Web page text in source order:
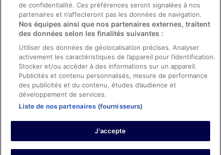
Soutien
Annuler votre réservation d’hôtel ou de propriété de vacances
Échéances de remboursement
Utiliser un coupon ebookers
Electron, CartaSi, Carte Bleue, PayPal et Eurocard.
© 2026 Expedia, Inc., une entreprise d’Expedia Group. Tous droits
réservés. ebookers et le logo ebookers sont des marques
de confidentialité. Ces préférences seront signalées à nos
partenaires et n’affecteront pas les données de navigation.
Nos équipes ainsi que nos partenaires externes, traitent
des données selon les finalités suivantes :
Utiliser des données de géolocalisation précises. Analyser
activement les caractéristiques de l’appareil pour l’identification.
Stocker et/ou accéder à des informations sur un appareil.
Publicités et contenu personnalisés, mesure de performance
des publicités et du contenu, études d’audience et
développement de services.
Liste de nos partenaires (fournisseurs)
J'accepte